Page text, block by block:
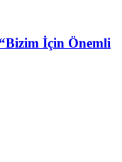
İçin Önemli